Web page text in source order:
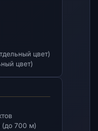
цвет)
цвет)
(до 700 м)